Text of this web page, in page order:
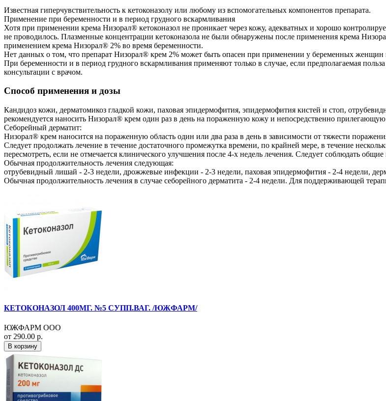
Известная гиперчувствительность к кетоконазолу или любому из вспомогательных компонентов препарата.
Применение при беременности и в период грудного вскармливания
Хотя при применении крема Низорал® кетоконазол не проникает через кожу, адекватных и хорошо
не проводилось. Плазменные концентрации кетоконазола не были обнаружены после применения крема
применением крема Низорал® 2% во время беременности.
Нет данных о том, что препарат Низорал® крем 2% может быть опасен при применении у беременных женщин
При беременности и в период грудного вскармливания применяют только в случае, если предполагаемая
консультации с врачом.
Способ применения и дозы
Кандидоз кожи, дерматомикоз гладкой кожи, паховая эпидермофития, эпидермофития кистей и стоп,
рекомендуется наносить Низорал® крем один раз в день на пораженную кожу и непосредственно прилегающую
Себорейный дерматит:
Низорал® крем наносится на пораженную область один или два раза в день в зависимости от тяжести
Следует продолжать лечение в течение достаточного промежутка времени, по крайней мере, в течение
пересмотреть, если не отмечается клинического улучшения после 4-х недель лечения. Следует соблюдать
Обычная продолжительность лечения следующая:
отрубевидный лишай - 2-3 недели, дрожжевые инфекции - 2-3 недели, паховая эпидермофития - 2-4 недели,
Обычная продолжительность лечения в случае себорейного дерматита - 2-4 недели. Для поддерживающей
КЕТОКОНАЗОЛ 400МГ. №5 СУПП.ВАГ. /ЮЖФАРМ/
ЮЖФАРМ ООО
от 290.00 р.
В корзину